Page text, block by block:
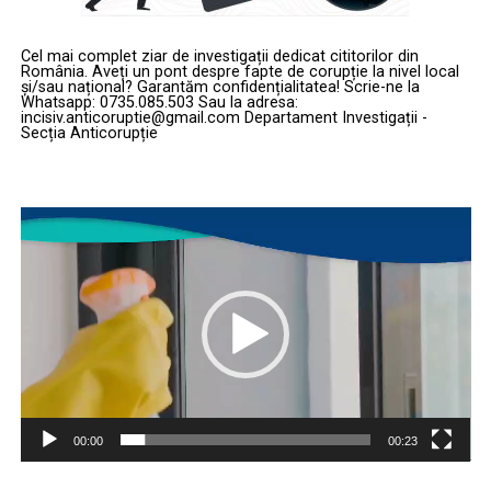
Cel mai complet ziar de investigații dedicat cititorilor din
România. Aveți un pont despre fapte de corupție la nivel local
și/sau național? Garantăm confidențialitatea! Scrie-ne la
Whatsapp: 0735.085.503 Sau la adresa:
incisiv.anticoruptie@gmail.com Departament Investigații -
Secția Anticorupție
Player
video
00:00 00:23